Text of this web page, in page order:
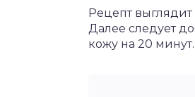
Рецепт
Далее следует
кожу на 20 минут.